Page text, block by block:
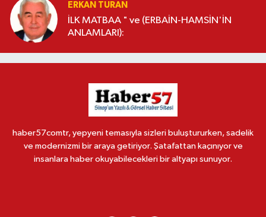
ERKAN TURAN
İLK MATBAA " ve (ERBAİN-HAMSİN'İN
ANLAMLARI):
haber57comtr, yepyeni temasıyla sizleri buluştururken, sadelik
ve modernizmi bir araya getiriyor. Şatafattan kaçınıyor ve
insanlara haber okuyabilecekleri bir altyapı sunuyor.